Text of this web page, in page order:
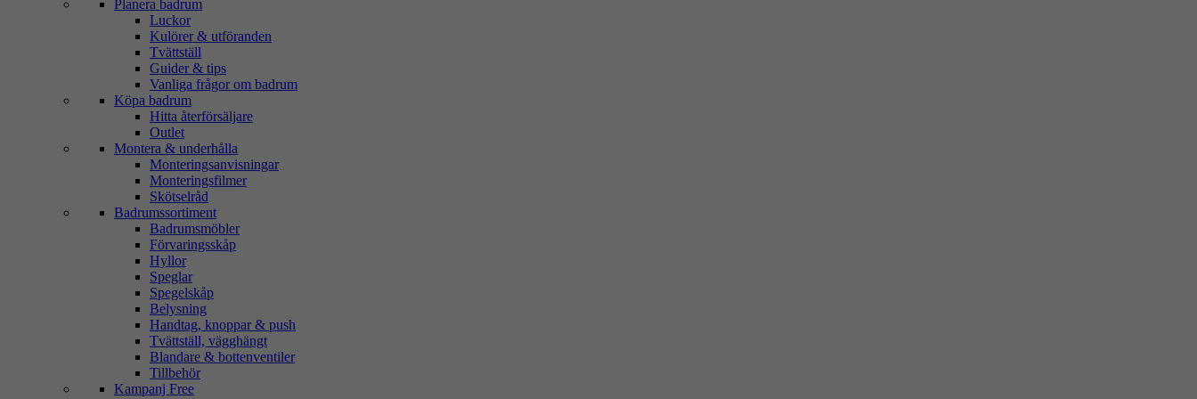
Planera badrum
Luckor
Kulörer & utföranden
Tvättställ
Guider & tips
Vanliga frågor om badrum
Köpa badrum
Hitta återförsäljare
Outlet
Montera & underhålla
Monteringsanvisningar
Monteringsfilmer
Skötselråd
Badrumssortiment
Badrumsmöbler
Förvaringsskåp
Hyllor
Speglar
Spegelskåp
Belysning
Handtag, knoppar & push
Tvättställ, vägghängt
Blandare & bottenventiler
Tillbehör
Kampanj Free